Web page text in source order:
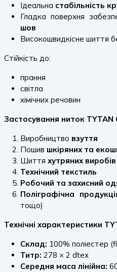
Ідеальна стабільність
Гладка поверхня
шов
Високошвидкісне шиття
Стійкість до:
прання
світла
хімічних речовин
Застосування ниток TYTAN
Виробництво взуття
Пошив шкіряних та
Шиття хутряних виробів
Технічний текстиль
Робочий та захисний
Поліграфічна
тощо)
Технічні характеристики
Склад: 100% поліестер
Титр: 278 × 2 dtex
Середня маса лінійна: